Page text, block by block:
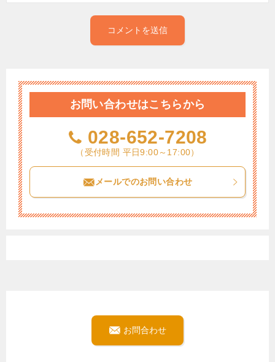
お問い合わせはこちらから
028-652-7208
（受付時間 平日9:00～17:00）
メールでのお問い合わせ
お問合わせ